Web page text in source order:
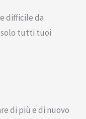
difficile da
solo tutti tuoi
di più e di nuovo